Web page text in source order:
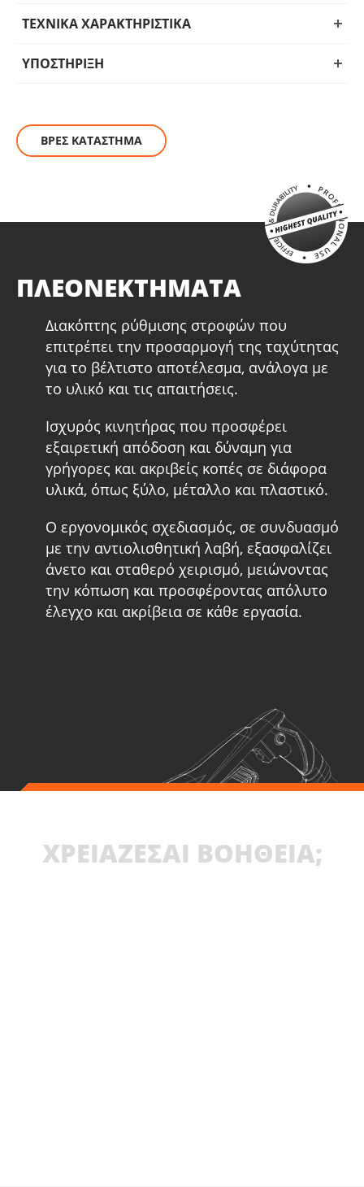
εργαλείο για επαγγελματίες και DIY χρήστες που απαιτούν
ΤΕΧΝΙΚΑ ΧΑΡΑΚΤΗΡΙΣΤΙΚΑ
ΥΠΟΣΤΗΡΙΞΗ
ΒΡΕΣ ΚΑΤΑΣΤΗΜΑ
ΠΛΕΟΝΕΚΤΗΜΑΤΑ
Διακόπτης ρύθμισης στροφών που
επιτρέπει την προσαρμογή της ταχύτητας
για το βέλτιστο αποτέλεσμα, ανάλογα με
το υλικό και τις απαιτήσεις.
Ισχυρός κινητήρας που προσφέρει
εξαιρετική απόδοση και δύναμη για
γρήγορες και ακριβείς κοπές σε διάφορα
υλικά, όπως ξύλο, μέταλλο και πλαστικό.
Ο εργονομικός σχεδιασμός, σε συνδυασμό
με την αντιολισθητική λαβή, εξασφαλίζει
άνετο και σταθερό χειρισμό, μειώνοντας
την κόπωση και προσφέροντας απόλυτο
έλεγχο και ακρίβεια σε κάθε εργασία.
ΧΡΕΙΑΖΕΣΑΙ ΒΟΗΘΕΙΑ;